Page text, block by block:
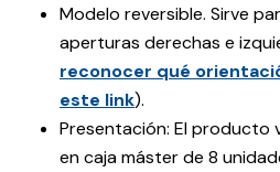
Modelo reversible. Sirve
aperturas derechas e
reconocer qué
este link).
Presentación: El producto
en caja máster de 8